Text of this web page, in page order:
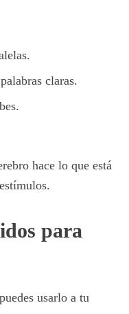
claras.
hace lo que está
para
usarlo a tu